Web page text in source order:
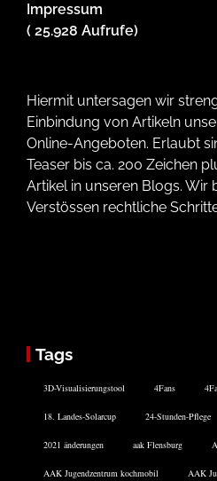
Impressum
( 25.928 Aufrufe)
Hiermit untersagen wir
Einbindung von Artikeln
Online-Angeboten. Erlaubt
Teaser bis ca. 200 Zeichen
Artikel in unseren Blogs. Wir
Verstössen rechtliche
Tags
3D-Visualisierungstool 4Fans
18. Landes-Solarcup 24-Stunden-Pflege
2021 änderungen aak Flensburg
AAK Jugendzentrum kochmobil AAK